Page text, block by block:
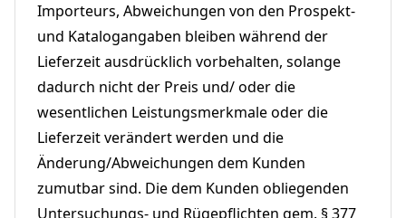
Importeurs, Abweichungen von den Prospekt-
und Katalogangaben bleiben während der
Lieferzeit ausdrücklich vorbehalten, solange
dadurch nicht der Preis und/ oder die
wesentlichen Leistungsmerkmale oder die
Lieferzeit verändert werden und die
Änderung/Abweichungen dem Kunden
zumutbar sind. Die dem Kunden obliegenden
Untersuchungs- und Rügepflichten gem. § 377